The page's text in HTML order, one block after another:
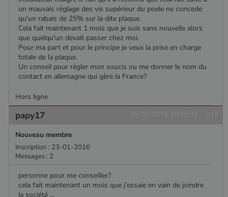
un mauvais réglage des vis supérieur du poele ne concede
qu'un rabais de 25% sur la dite plaque.
Cela fait maintenant 1 mois que je suis sans nouvelle alors
que quelqu'un devait passer chez moi.
Pour ma part et pour le principe je veux la prise en charge
totale de la plaque.
Un conseil pour régler mon soucis ou me donner le nom du
contact en allemagne qui gère la France?
Hors ligne
papy17
Nouveau membre
Inscription : 23-01-2016
Messages : 2
personne pour me conseiller?
cela fait maintenant un mois que j'essaie en vain de joindre
la société ...